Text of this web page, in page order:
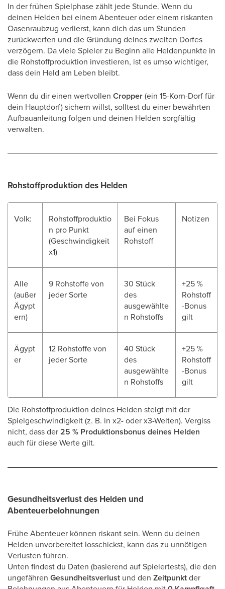
In der frühen Spielphase zählt jede Stunde. Wenn du
deinen Helden bei einem Abenteuer oder einem riskanten
Oasenraubzug verlierst, kann dich das um Stunden
zurückwerfen und die Gründung deines zweiten Dorfes
verzögern. Da viele Spieler zu Beginn alle Heldenpunkte in
die Rohstoffproduktion investieren, ist es umso wichtiger,
dass dein Held am Leben bleibt.
Wenn du dir einen wertvollen Cropper(ein 15-Korn-Dorf für
dein Hauptdorf) sichern willst, solltest du einer bewährten
Aufbauanleitung folgen und deinen Helden sorgfältig
verwalten.
Rohstoffproduktion des Helden
Volk:
Rohstoffproduktio
n pro Punkt
(Geschwindigkeit
x1)
Bei Fokus
auf einen
Rohstoff
Notizen
Alle
(außer
Ägypt
ern)
9 Rohstoffe von
jeder Sorte
30 Stück
des
ausgewählte
n Rohstoffs
+25 %
Rohstoff
-Bonus
gilt
Ägypt
er
12 Rohstoffe von
jeder Sorte
40 Stück
des
ausgewählte
n Rohstoffs
+25 %
Rohstoff
-Bonus
gilt
Die Rohstoffproduktion deines Helden steigt mit der
Spielgeschwindigkeit (z. B. in x2- oder x3-Welten). Vergiss
nicht, dass der25 % Produktionsbonus deines Helden
auch für diese Werte gilt.
Gesundheitsverlust des Helden und
Abenteuerbelohnungen
Frühe Abenteuer können riskant sein. Wenn du deinen
Helden unvorbereitet losschickst, kann das zu unnötigen
Verlusten führen.
Unten findest du Daten (basierend auf Spielertests), die den
ungefähren Gesundheitsverlust und den Zeitpunktder